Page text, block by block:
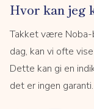
Hvor kan jeg
Takket være Noba-
dag, kan vi ofte
Dette kan gi en
det er ingen